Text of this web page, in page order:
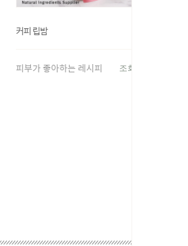
커피 립밤
피부가 좋아하는 레시피 조회수 20668